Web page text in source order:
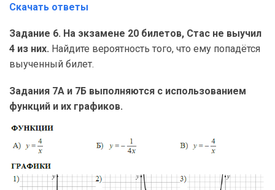
Скачать ответы
Задание 6. На экзамене 20 билетов, Стас не выучил
4 из них. Найдите вероятность того, что ему попадётся
выученный билет.
Задания 7А и 7Б выполняются с использованием
функций и их графиков.